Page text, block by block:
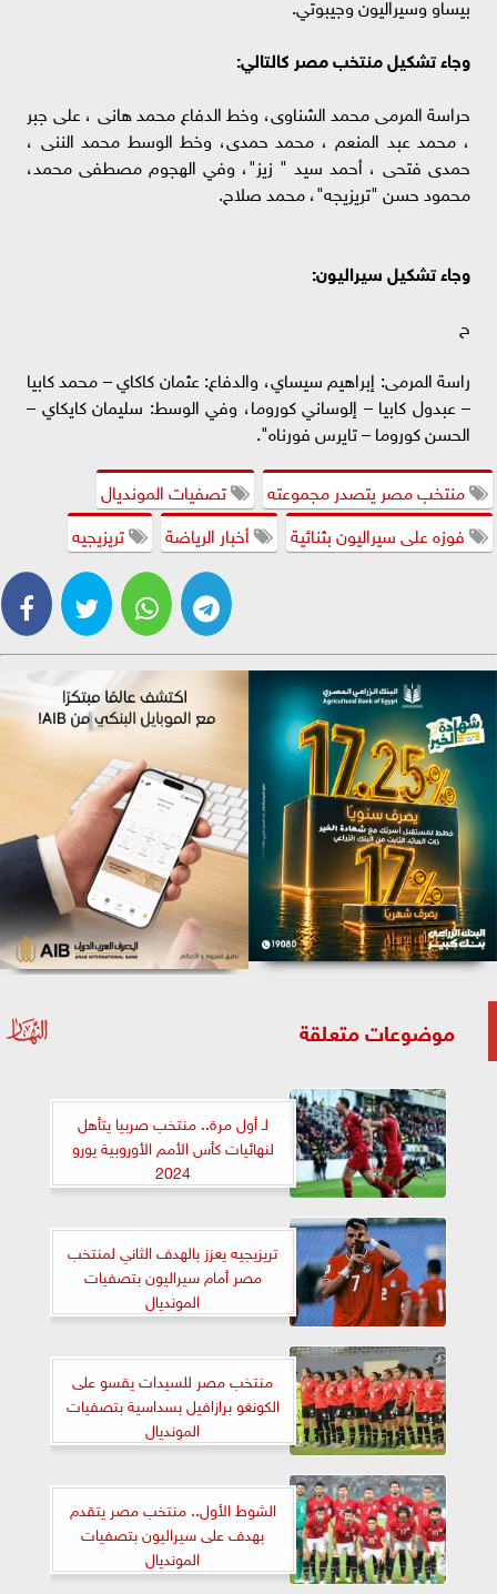
وجاء تشكيل منتخب مصر كالتالي:
حراسة المرمى محمد الشناوى، وخط الدفاع محمد هانى ، على جبر
، محمد عبد المنعم ، محمد حمدى، وخط الوسط محمد الننى ،
حمدى فتحى ، أحمد سيد " زيز"، وفي الهجوم مصطفى محمد،
محمود حسن "تريزيجه"، محمد صلاح.
وجاء تشكيل سيراليون:
ح
راسة المرمى: إبراهيم سيساي، والدفاع: عثمان كاكاي – محمد كابيا
– عبدول كابيا – إلوساني كوروما، وفي الوسط: سليمان كايكاي –
الحسن كوروما – تايرس فورناه".
منتخب مصر يتصدر مجموعته
تصفيات المونديال
فوزه على سيراليون بثنائية
أخبار الرياضة تريزيجيه
موضوعات متعلقة
لـ أول مرة.. منتخب صربيا يتأهل
لنهائيات كأس الأمم الأوروبية يورو
2024
تريزيجيه يعزز بالهدف الثاني لمنتخب
مصر أمام سيراليون بتصفيات
المونديال
منتخب مصر للسيدات يقسو على
الكونغو برازافيل بسداسية بتصفيات
المونديال
الشوط الأول.. منتخب مصر يتقدم
بهدف على سيراليون بتصفيات
المونديال